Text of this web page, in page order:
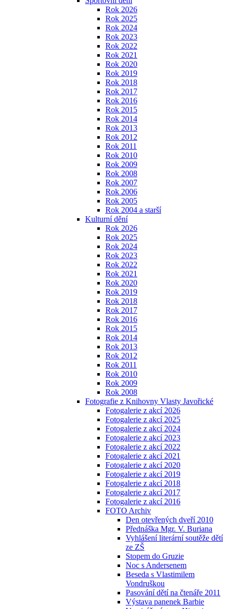
Rok 2026
Rok 2025
Rok 2024
Rok 2023
Rok 2022
Rok 2021
Rok 2020
Rok 2019
Rok 2018
Rok 2017
Rok 2016
Rok 2015
Rok 2014
Rok 2013
Rok 2012
Rok 2011
Rok 2010
Rok 2009
Rok 2008
Rok 2007
Rok 2006
Rok 2005
Rok 2004 a starší
Kulturní dění
Rok 2026
Rok 2025
Rok 2024
Rok 2023
Rok 2022
Rok 2021
Rok 2020
Rok 2019
Rok 2018
Rok 2017
Rok 2016
Rok 2015
Rok 2014
Rok 2013
Rok 2012
Rok 2011
Rok 2010
Rok 2009
Rok 2008
Fotografie z Knihovny Vlasty Javořické
Fotogalerie z akcí 2026
Fotogalerie z akcí 2025
Fotogalerie z akcí 2024
Fotogalerie z akcí 2023
Fotogalerie z akcí 2022
Fotogalerie z akcí 2021
Fotogalerie z akcí 2020
Fotogalerie z akcí 2019
Fotogalerie z akcí 2018
Fotogalerie z akcí 2017
Fotogalerie z akcí 2016
FOTO Archiv
Den otevřených dveří 2010
Přednáška Mgr. V. Buriana
Vyhlášení literární soutěže dětí
ze ZŠ
Stopem do Gruzie
Noc s Andersenem
Beseda s Vlastimilem
Vondruškou
Pasování dětí na čtenáře 2011
Výstava panenek Barbie